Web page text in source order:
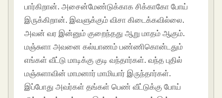
பார்கிறான். அசைன்மேண்டுக்காக சிக்காகோ போய்
இருக்கிறான். இவளுக்கும் விசா கிடைக்கவில்லை.
அவன் வர இன்னும் குறைந்தது ஆறு மாதம் ஆகும்.
மஞ்சுளா அவனை கல்யாணம் பண்ணிகொன்டதும்
எங்கள் வீட்டு மாடிக்கு குடி வந்தார்கள். வந்த புதில்
மஞ்சுளாவின் மாமனார் மாமியார் இருந்தார்கள்.
இப்போது அவர்கள் தங்கள் பெண் வீட்டுக்கு போய்